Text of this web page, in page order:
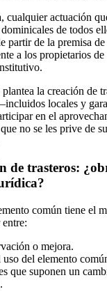
cualquier actuación
de todos
partir de la premisa
a los propietarios
la creación de
locales y
en el
no se les prive de
de trasteros:
común tiene el
o mejora.
del elemento
que suponen un